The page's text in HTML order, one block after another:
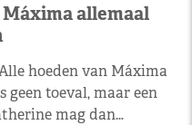
allemaal
hoeden van Máxima
geen toeval, maar een
mag dan…